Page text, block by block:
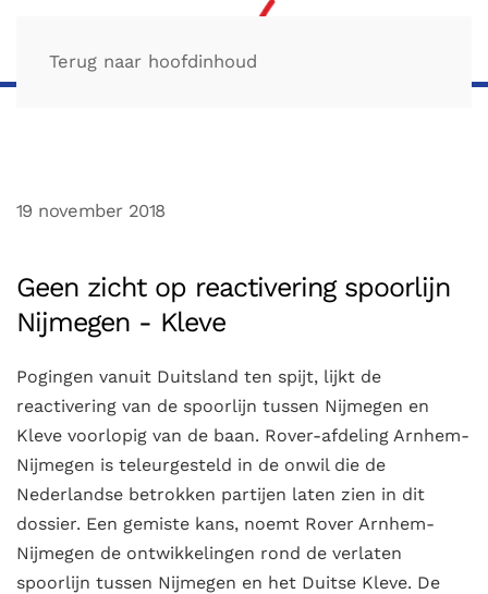
Terug naar hoofdinhoud
19 november 2018
Geen zicht op reactivering spoorlijn
Nijmegen - Kleve
Pogingen vanuit Duitsland ten spijt, lijkt de
reactivering van de spoorlijn tussen Nijmegen en
Kleve voorlopig van de baan. Rover-afdeling Arnhem-
Nijmegen is teleurgesteld in de onwil die de
Nederlandse betrokken partijen laten zien in dit
dossier. Een gemiste kans, noemt Rover Arnhem-
Nijmegen de ontwikkelingen rond de verlaten
spoorlijn tussen Nijmegen en het Duitse Kleve. De